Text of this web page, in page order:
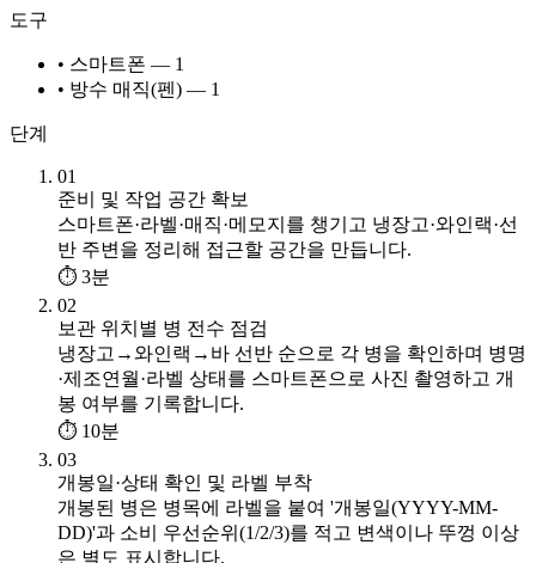
도구
• 스마트폰 — 1
• 방수 매직(펜) — 1
단계
01
준비 및 작업 공간 확보
스마트폰·라벨·매직·메모지를 챙기고 냉장고·와인랙·선
반 주변을 정리해 접근할 공간을 만듭니다.
⏱ 3분
02
보관 위치별 병 전수 점검
냉장고→와인랙→바 선반 순으로 각 병을 확인하며 병명
·제조연월·라벨 상태를 스마트폰으로 사진 촬영하고 개
봉 여부를 기록합니다.
⏱ 10분
03
개봉일·상태 확인 및 라벨 부착
개봉된 병은 병목에 라벨을 붙여 '개봉일(YYYY-MM-
DD)'과 소비 우선순위(1/2/3)를 적고 변색이나 뚜껑 이상
은 별도 표시합니다.